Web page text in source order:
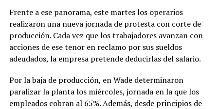
Frente a ese panorama, este martes los operarios
realizaron una nueva jornada de protesta con corte de
producción. Cada vez que los trabajadores avanzan con
acciones de ese tenor en reclamo por sus sueldos
adeudados, la empresa pretende deducirlas del salario.
Por la baja de producción, en Wade determinaron
paralizar la planta los miércoles, jornada en la que los
empleados cobran al 65%. Además, desde principios de